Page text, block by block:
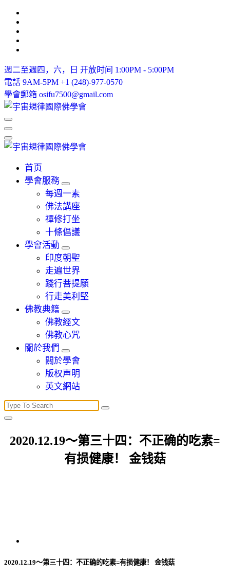
Skip
content
週二至週四，六，日 开放时间 1:00PM - 5:00PM
電話 9AM-5PM +1 (248)-977-0570
學會郵箱 osifu7500@gmail.com
IBDSCL
首页
學會服務
每週一素
佛法講座
禪修打坐
十條倡議
學會活動
印度朝聖
走遍世界
踐行菩提願
行走美利堅
佛教典籍
佛教經文
佛教心咒
關於我們
關於學會
版权声明
英文網站
Search
for:
2020.12.19～第三十四：不正确的吃素=
有损健康！ 金钱菇
2020.12.19～第三十四：不正确的吃素=有损健康！ 金钱菇